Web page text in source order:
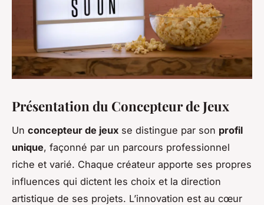
Présentation du Concepteur de Jeux
Un concepteur de jeux se distingue par son profil
unique, façonné par un parcours professionnel
riche et varié. Chaque créateur apporte ses propres
influences qui dictent les choix et la direction
artistique de ses projets. L’innovation est au cœur